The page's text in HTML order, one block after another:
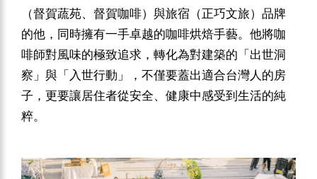
（督賀蔬苑、督賀咖啡）與旅宿（正巧文旅）品牌
的他，同時擁有一手卓越的咖啡烘焙手藝。他將咖
啡師對風味的極致追求，轉化為對建築的「出世洞
察」與「入世行動」，不僅要蓋出適合台灣人的房
子，更要讓居住者從安全、健康中感受到生活的純
粹。